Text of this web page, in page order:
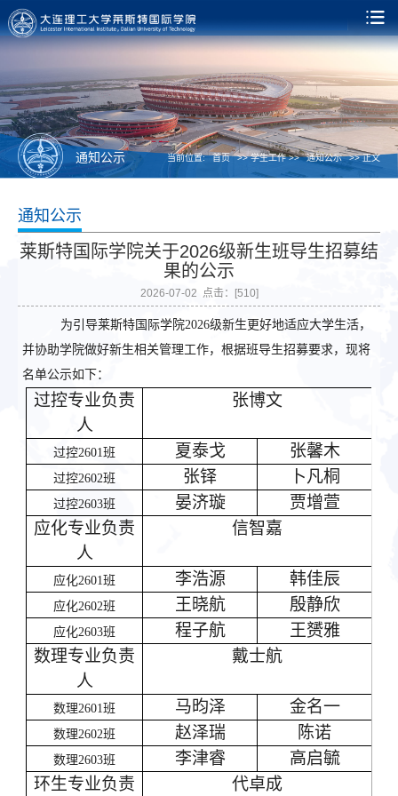
通知公示 当前位置: 首页 >> 学生工作 >> 通知公示 >> 正文
通知公示
莱斯特国际学院关于2026级新生班导生招募结
果的公示
2026-07-02 点击：[510]
为引导莱斯特国际学院2026级新生更好地适应大学生活，
并协助学院做好新生相关管理工作，根据班导生招募要求，现将
名单公示如下：
过控专业负责
人
张博文
过控2601班 夏泰戈 张馨木
过控2602班 张铎 卜凡桐
过控2603班 晏济璇
贾增萱
应化专业负责
人
信智嘉
应化2601班 李浩源 韩佳辰
应化2602班 王晓航 殷静欣
应化2603班 程子航
王赟雅
数理专业负责
人
戴士航
数理2601班 马昀泽 金名一
数理2602班 赵泽瑞 陈诺
数理2603班 李津睿
高启毓
环生专业负责 代卓成